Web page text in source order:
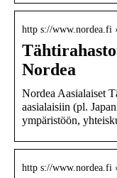
http s://www.nordea.fi
Nordea
Nordea Aasialaiset
aasialaisiin (pl.
ympäristöön,
http s://www.nordea.fi